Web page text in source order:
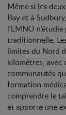
Même si les
Bay et à
l’EMNO
traditionnelle.
limites du Nord
kilomètres, avec
communautés
formation
comprendre le
et apporte une